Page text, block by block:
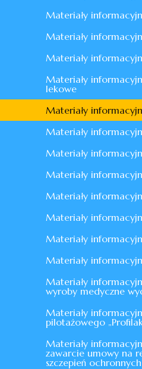
Materiały
Materiały
Materiały
Materiały
lekowe
Materiały
Materiały
Materiały
Materiały
Materiały
Materiały
Materiały
Materiały
Materiały
wyroby medyczne
Materiały
pilotażowego
Materiały
zawarcie umowy na
szczepień